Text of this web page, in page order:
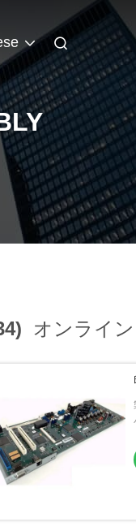
オンライ